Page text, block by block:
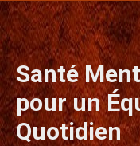
Santé
pour un
Quotidien